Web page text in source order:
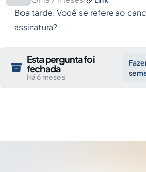
Boa tarde. Você se refere ao
assinatura?
Esta pergunta foi
fechada
Há 6 meses